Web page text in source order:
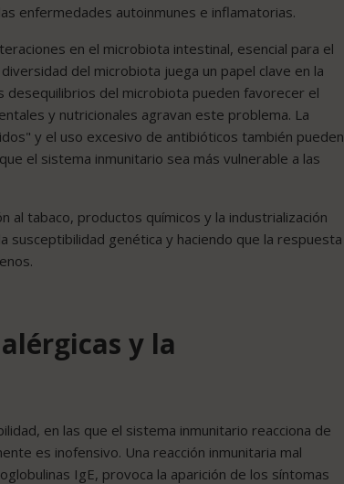
enfermedades autoinmunes e inflamatorias.
en el microbiota intestinal, esencial para el
del microbiota juega un papel clave en la
desequilibrios del microbiota pueden favorecer el
y nutricionales agravan este problema. La
y el uso excesivo de antibióticos también pueden
el sistema inmunitario sea más vulnerable a las
al tabaco, productos químicos y la industrialización
susceptibilidad genética y haciendo que la respuesta
y la
en las que el sistema inmunitario reacciona de
es inofensivo. Una reacción inmunitaria mal
IgE, provoca la aparición de los síntomas